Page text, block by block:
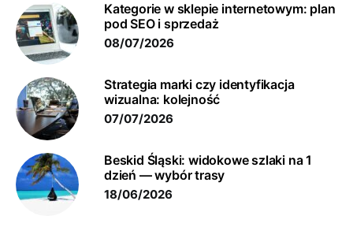
Kategorie w sklepie internetowym: plan
pod SEO i sprzedaż
08/07/2026
Strategia marki czy identyfikacja
wizualna: kolejność
07/07/2026
Beskid Śląski: widokowe szlaki na 1
dzień — wybór trasy
18/06/2026